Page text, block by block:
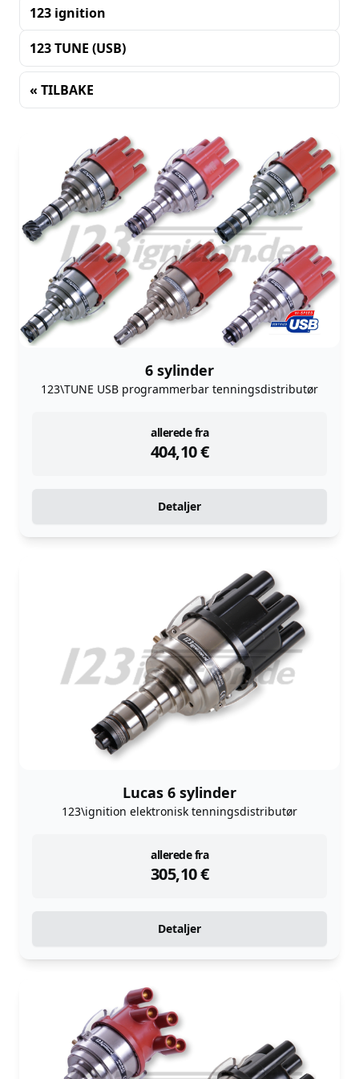
123 ignition
123 TUNE (USB)
« TILBAKE
6 sylinder
123\TUNE USB programmerbar tenningsdistributør
allerede fra
404,10€
instock
Detaljer
Lucas 6 sylinder
123\ignition elektronisk tenningsdistributør
allerede fra
305,10€
instock
Detaljer